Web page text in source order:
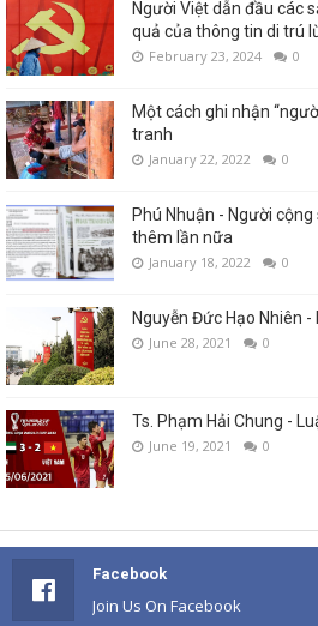
Người Việt dẫn đầu các
quả của thông tin di trú
February 23, 2024 0
Một cách ghi nhận
tranh
January 22, 2022 0
Phú Nhuận - Người
thêm lần nữa
January 18, 2022 0
Nguyễn Đức Hạo Nhiên
June 28, 2021 0
Ts. Phạm Hải Chung -
June 19, 2021 0
Facebook
Join Us On Facebook